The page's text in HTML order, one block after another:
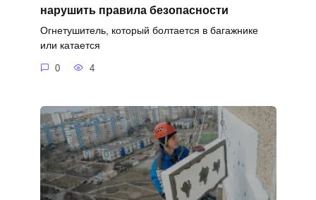
нарушить правила безопасности
Огнетушитель, который болтается в багажнике
или катается
0 4